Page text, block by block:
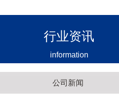
行业资讯
information
公司新闻